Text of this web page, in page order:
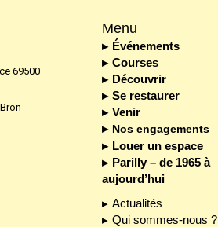
69500
Menu
Événements
Courses
Découvrir
Se restaurer
Venir
Nos engagements
Louer un espace
Parilly – de 1965 à
aujourd’hui
Actualités
Qui sommes-nous ?